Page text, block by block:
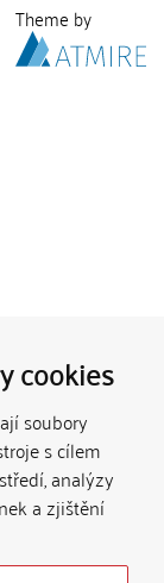
cookies
soubory
s cílem
analýzy
a zjištění
Theme by